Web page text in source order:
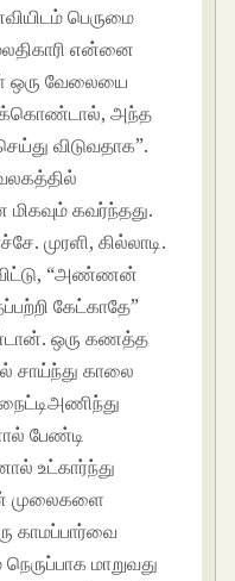
பெருமை
என்னை
ஒரு வேலையை
அந்த
விடுவதாக”.
கவர்ந்தது.
முரளி, கில்லாடி.
“அண்ணன்
கேட்காதே”
ஒரு கணத்த
சாய்ந்து காலை
பேண்டி
உட்கார்ந்து
முலைகளை
காமப்பார்வை
மாறுவது